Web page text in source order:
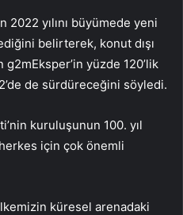
2022 yılını büyümede yeni
belirterek, konut dışı
yüzde 120’lik
de sürdüreceğini söyledi.
kuruluşunun 100. yıl
için çok önemli
küresel arenadaki